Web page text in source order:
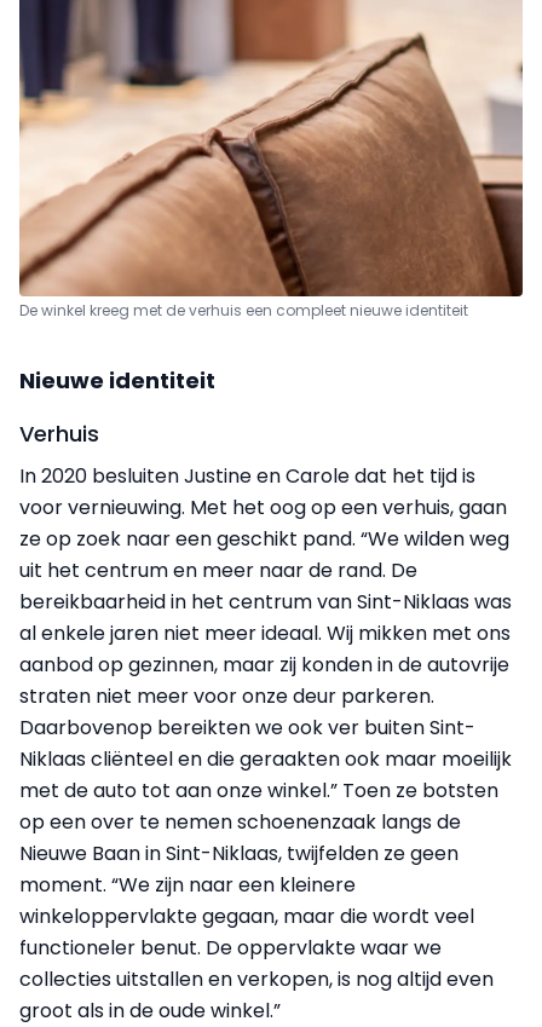
De winkel kreeg met de verhuis een compleet nieuwe identiteit
Nieuwe identiteit
Verhuis
In 2020 besluiten Justine en Carole dat het tijd is
voor vernieuwing. Met het oog op een verhuis, gaan
ze op zoek naar een geschikt pand. “We wilden weg
uit het centrum en meer naar de rand. De
bereikbaarheid in het centrum van Sint-Niklaas was
al enkele jaren niet meer ideaal. Wij mikken met ons
aanbod op gezinnen, maar zij konden in de autovrije
straten niet meer voor onze deur parkeren.
Daarbovenop bereikten we ook ver buiten Sint-
Niklaas cliënteel en die geraakten ook maar moeilijk
met de auto tot aan onze winkel.” Toen ze botsten
op een over te nemen schoenenzaak langs de
Nieuwe Baan in Sint-Niklaas, twijfelden ze geen
moment. “We zijn naar een kleinere
winkeloppervlakte gegaan, maar die wordt veel
functioneler benut. De oppervlakte waar we
collecties uitstallen en verkopen, is nog altijd even
groot als in de oude winkel.”